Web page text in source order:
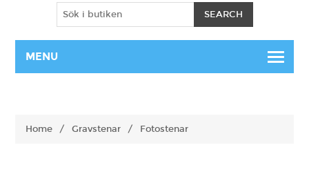
MENU
Home / Gravstenar / Fotostenar